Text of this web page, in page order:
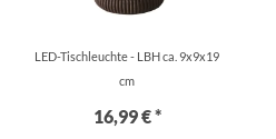
LED-Tischleuchte - LBH ca. 9x9x19
cm
16,99 € *